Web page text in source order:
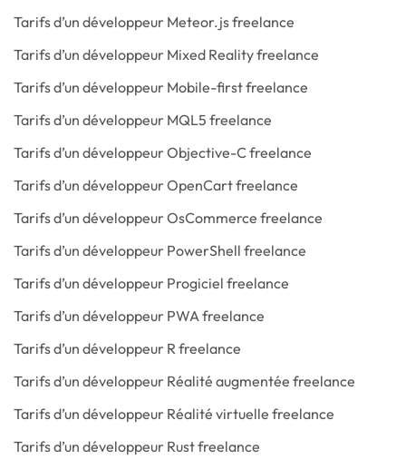
Tarifs d’un développeur Meteor.js freelance
Tarifs d’un développeur Mixed Reality freelance
Tarifs d’un développeur Mobile-first freelance
Tarifs d’un développeur MQL5 freelance
Tarifs d’un développeur Objective-C freelance
Tarifs d’un développeur OpenCart freelance
Tarifs d’un développeur OsCommerce freelance
Tarifs d’un développeur PowerShell freelance
Tarifs d’un développeur Progiciel freelance
Tarifs d’un développeur PWA freelance
Tarifs d’un développeur R freelance
Tarifs d’un développeur Réalité augmentée freelance
Tarifs d’un développeur Réalité virtuelle freelance
Tarifs d’un développeur Rust freelance